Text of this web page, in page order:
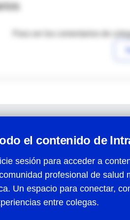
Para ver los comentarios de
el contenido de
sesión para acceder a
profesional de salud
Un espacio para conectar,
entre colegas.
| Políticas de privacidad